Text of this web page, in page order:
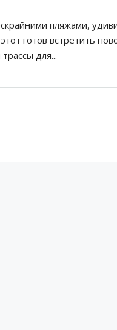
пляжами,
готов встретить
для...